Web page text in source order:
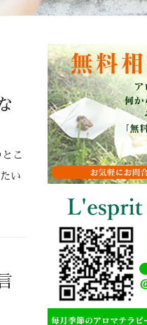
こ
い